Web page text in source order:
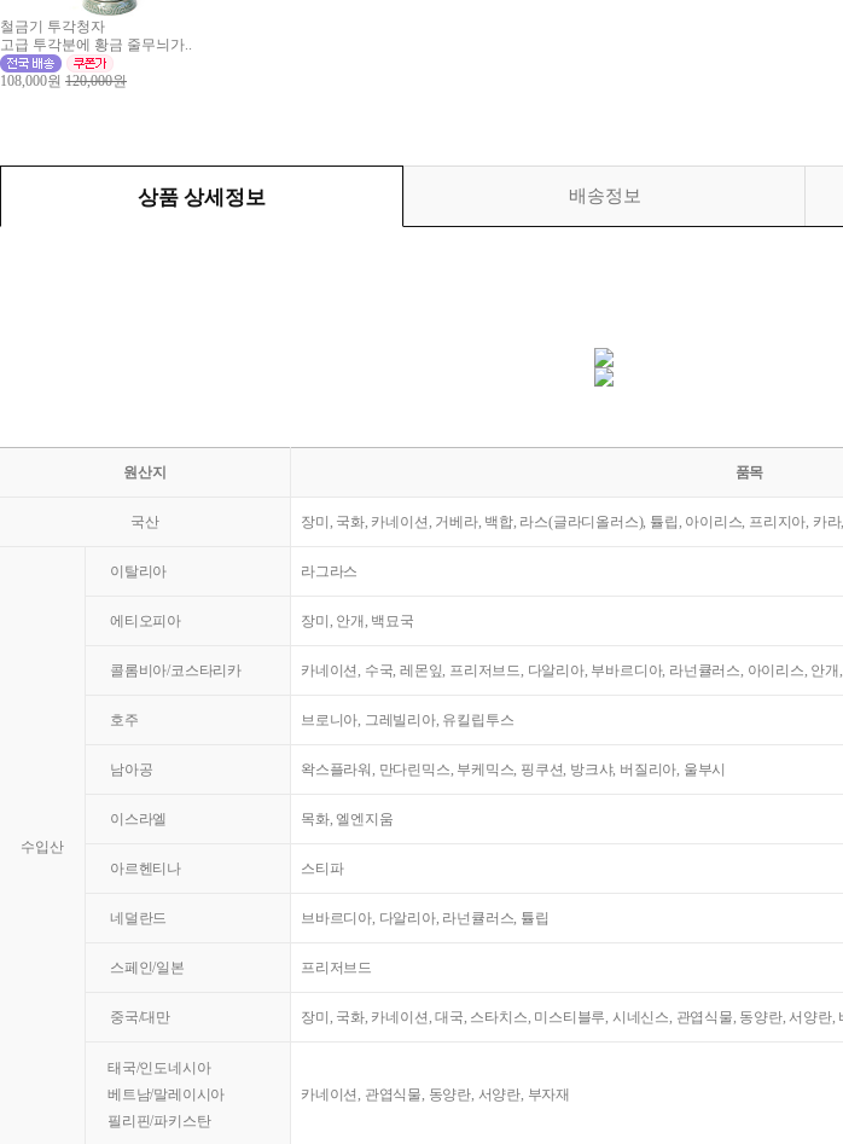
철금기 투각청자
고급 투각분에 황금 줄무늬가..
108,000원 120,000원
상품 상세정보 배송정보
원산지 품목
국산 장미, 국화, 카네이션, 거베라, 백합, 라스(글라디올러스), 튤립, 아이리스, 프리지아, 카
수입산
이탈리아 라그라스
에티오피아 장미, 안개, 백묘국
콜롬비아/코스타리카 카네이션, 수국, 레몬잎, 프리저브드, 다알리아, 부바르디아, 라넌큘러스, 아이리스, 안개
호주 브로니아, 그레빌리아, 유킬립투스
남아공 왁스플라워, 만다린믹스, 부케믹스, 핑쿠션, 방크샤, 버질리아, 울부시
이스라엘 목화, 엘엔지움
아르헨티나 스티파
네덜란드 브바르디아, 다알리아, 라넌큘러스, 튤립
스페인/일본 프리저브드
중국/대만 장미, 국화, 카네이션, 대국, 스타치스, 미스티블루, 시네신스, 관엽식물, 동양란, 서양란,
태국/인도네시아
베트남/말레이시아
필리핀/파키스탄
카네이션, 관엽식물, 동양란, 서양란, 부자재